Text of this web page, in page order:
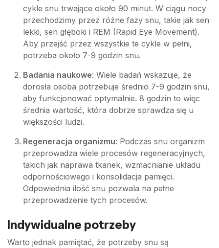
cykle snu trwające około 90 minut. W ciągu nocy
przechodzimy przez różne fazy snu, takie jak sen
lekki, sen głęboki i REM (Rapid Eye Movement).
Aby przejść przez wszystkie te cykle w pełni,
potrzeba około 7-9 godzin snu.
Badania naukowe: Wiele badań wskazuje, że
dorosła osoba potrzebuje średnio 7-9 godzin snu,
aby funkcjonować optymalnie. 8 godzin to więc
średnia wartość, która dobrze sprawdza się u
większości ludzi.
Regeneracja organizmu: Podczas snu organizm
przeprowadza wiele procesów regeneracyjnych,
takich jak naprawa tkanek, wzmacnianie układu
odpornościowego i konsolidacja pamięci.
Odpowiednia ilość snu pozwala na pełne
przeprowadzenie tych procesów.
Indywidualne potrzeby
Warto jednak pamiętać, że potrzeby snu są